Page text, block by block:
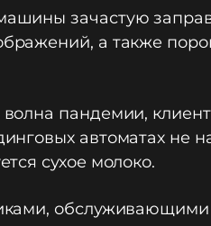
зачастую
а также
волна пандемии,
автоматах
сухое молоко.